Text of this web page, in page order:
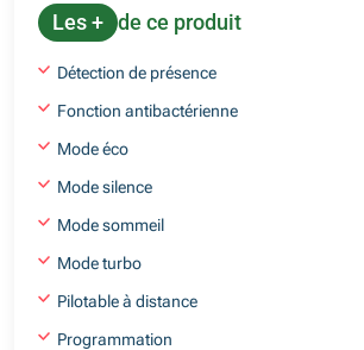
Les + de ce produit
Détection de présence
Fonction antibactérienne
Mode éco
Mode silence
Mode sommeil
Mode turbo
Pilotable à distance
Programmation